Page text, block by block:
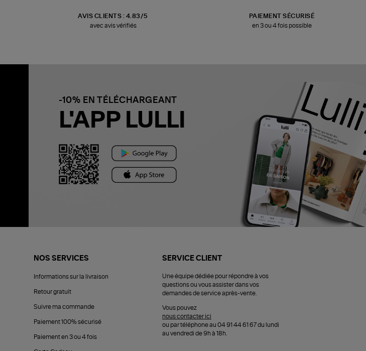
AVIS CLIENTS : 4.83/5
avec avis vérifiés
PAIEMENT SÉCURISÉ
en 3 ou 4 fois possible
-10% EN TÉLÉCHARGEANT
L'APP LULLI
NOS SERVICES
Informations sur la livraison
Retour gratuit
Suivre ma commande
Paiement 100% sécurisé
Paiement en 3 ou 4 fois
SERVICE CLIENT
Une équipe dédiée pour répondre à vos
questions ou vous assister dans vos
demandes de service après-vente.
Vous pouvez
nous contacter ici
ou par téléphone au 04 91 44 61 67 du lundi
au vendredi de 9h à 18h.